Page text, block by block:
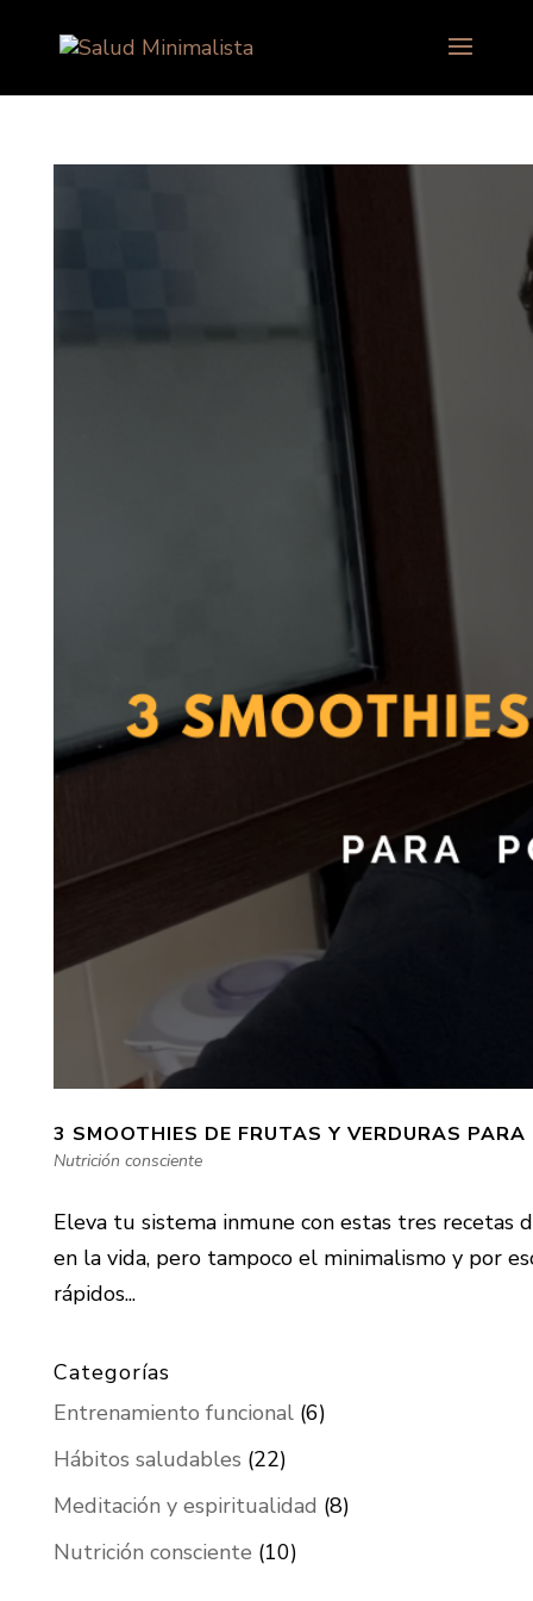
3 SMOOTHIES DE FRUTAS Y VERDURAS
Nutrición consciente
Eleva tu sistema inmune con estas tres
en la vida, pero tampoco el minimalismo y por
rápidos...
Categorías
Entrenamiento funcional(6)
Hábitos saludables (22)
Meditación y espiritualidad (8)
Nutrición consciente (10)